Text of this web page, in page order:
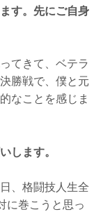
す。先にご自身
てきて、ベテラ
勝戦で、僕と元
なことを感じま
します。
、格闘技人生全
に巻こうと思っ